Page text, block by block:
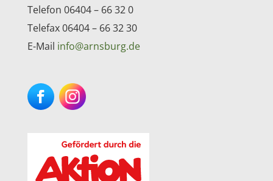
Telefon 06404 – 66 32 0
Telefax 06404 – 66 32 30
E-Mail info@arnsburg.de